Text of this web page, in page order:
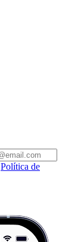
Política de